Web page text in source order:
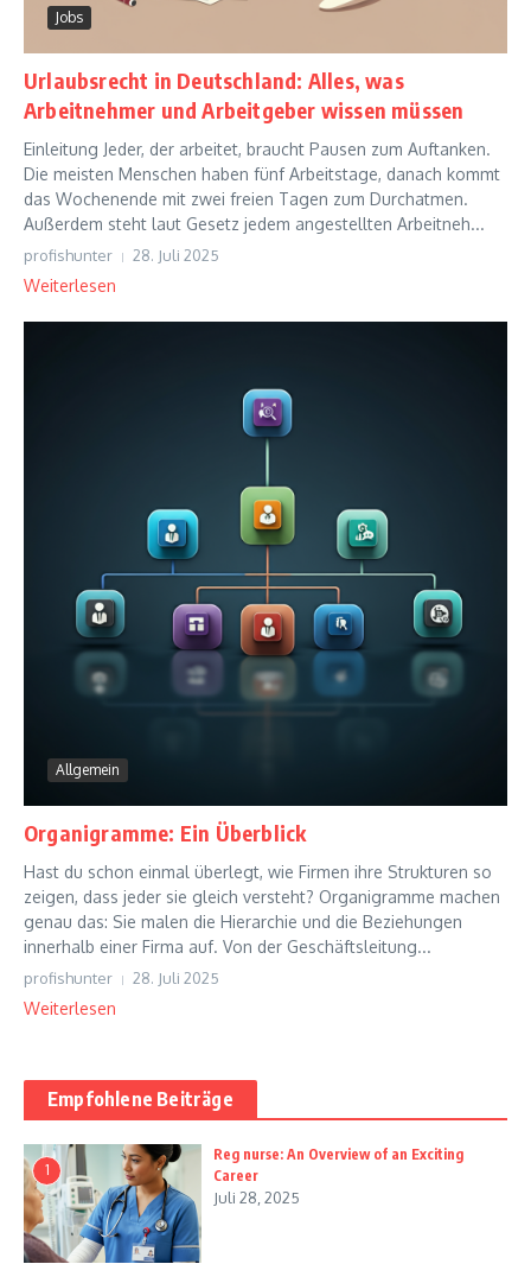
Jobs
Urlaubsrecht in Deutschland: Alles, was
Arbeitnehmer und Arbeitgeber wissen müssen
Einleitung Jeder, der arbeitet, braucht Pausen zum Auftanken.
Die meisten Menschen haben fünf Arbeitstage, danach kommt
das Wochenende mit zwei freien Tagen zum Durchatmen.
Außerdem steht laut Gesetz jedem angestellten Arbeitneh...
profishunter 28. Juli 2025
Weiterlesen
Allgemein
Organigramme: Ein Überblick
Hast du schon einmal überlegt, wie Firmen ihre Strukturen so
zeigen, dass jeder sie gleich versteht? Organigramme machen
genau das: Sie malen die Hierarchie und die Beziehungen
innerhalb einer Firma auf. Von der Geschäftsleitung...
profishunter 28. Juli 2025
Weiterlesen
Empfohlene Beiträge
1
Reg nurse: An Overview of an Exciting
Career
Juli 28, 2025